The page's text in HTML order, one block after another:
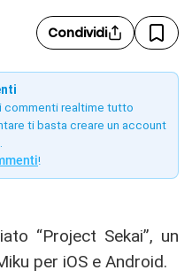
Condividi
commenti realtime tutto
ti basta creare un account
!
“Project Sekai”, un
per iOS e Android.